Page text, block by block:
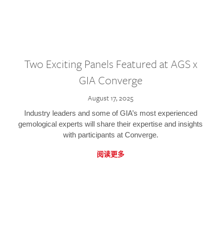
Two Exciting Panels Featured at AGS x
GIA Converge
August 17, 2025
Industry leaders and some of GIA’s most experienced
gemological experts will share their expertise and insights
with participants at Converge.
阅读更多